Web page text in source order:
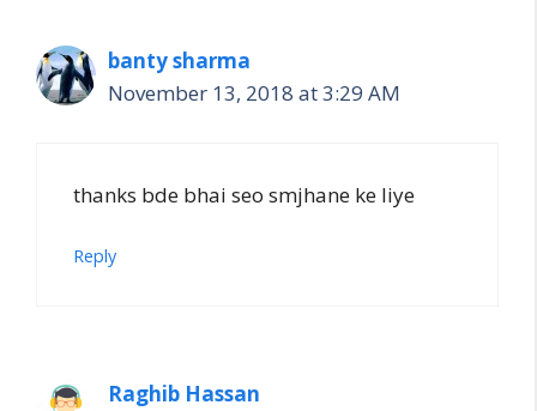
banty sharma
November 13, 2018 at 3:29 AM
thanks bde bhai seo smjhane ke liye
Reply
Raghib Hassan